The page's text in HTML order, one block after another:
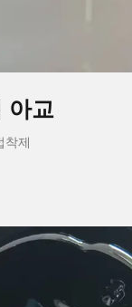
아교
착제